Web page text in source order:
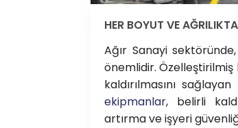
HER BOYUT VE
Ağır Sanayi
önemlidir.
kaldırılmasını
ekipmanlar, belirli
artırma ve işyeri